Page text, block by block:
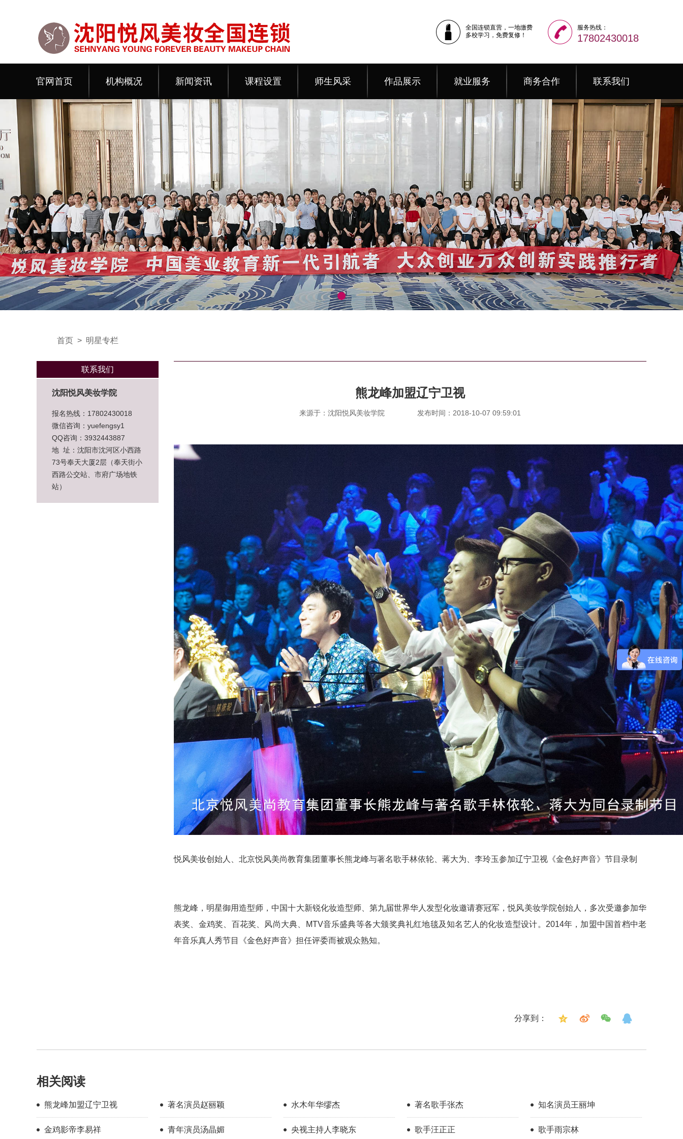
全国连锁直营，一地缴费
多校学习，免费复修！
服务热线：
17802430018
官网首页 机构概况 新闻资讯 课程设置 师生风采 作品展示 就业服务 商务合作 联系我们
首页 > 明星专栏
联系我们
沈阳悦风美妆学院
报名热线：17802430018
微信咨询：yuefengsy1
QQ咨询：3932443887
地 址：沈阳市沈河区小西路
73号奉天大厦2层（奉天街小
西路公交站、市府广场地铁
站）
熊龙峰加盟辽宁卫视
来源于：沈阳悦风美妆学院 发布时间：2018-10-07 09:59:01
悦风美妆创始人、北京悦风美尚教育集团董事长熊龙峰与著名歌手林依轮、蒋大为、李玲玉参加辽宁卫视《金色好声音》节目录制
熊龙峰，明星御用造型师，中国十大新锐化妆造型师、第九届世界华人发型化妆邀请赛冠军，悦风美妆学院创始人，多次受邀参加华
表奖、金鸡奖、百花奖、风尚大典、MTV音乐盛典等各大颁奖典礼红地毯及知名艺人的化妆造型设计。2014年，加盟中国首档中老
年音乐真人秀节目《金色好声音》担任评委而被观众熟知。
分享到：
相关阅读
熊龙峰加盟辽宁卫视 著名演员赵丽颖 水木年华缪杰 著名歌手张杰 知名演员王丽坤
金鸡影帝李易祥 青年演员汤晶媚 央视主持人李晓东 歌手汪正正 歌手雨宗林